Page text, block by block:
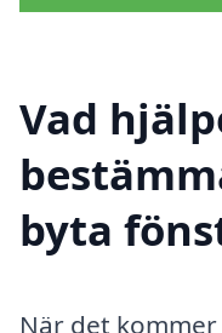
Vad
byta
När det